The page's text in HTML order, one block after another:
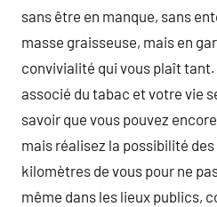
sans être en manque, sans
masse graisseuse, mais en
convivialité qui vous plaît tant.
associé du tabac et votre vie
savoir que vous pouvez
mais réalisez la possibilité
kilomètres de vous pour ne
même dans les lieux publics,